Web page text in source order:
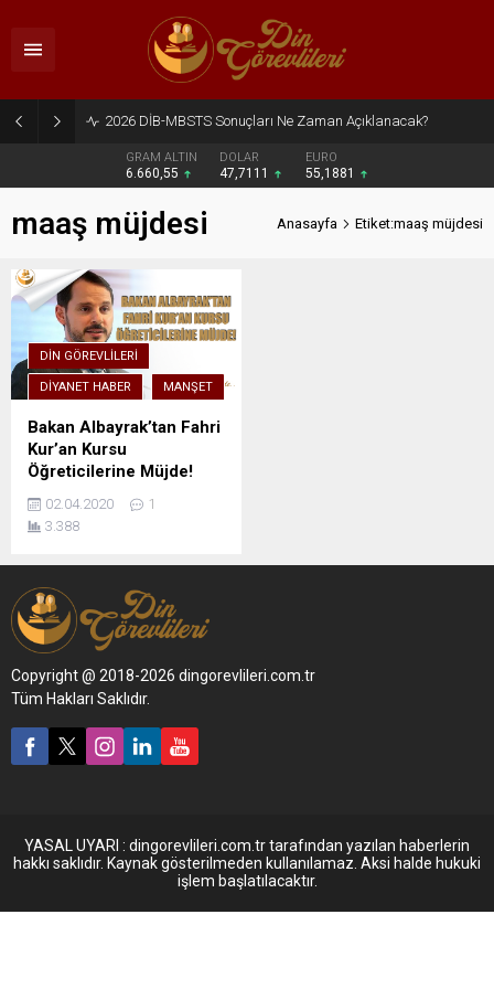
2026 DİB-MBSTS Sonuçları Ne Zaman Açıklanacak?
GRAM ALTIN
6.660,55
DOLAR
47,7111
EURO
55,1881
maaş müjdesi Anasayfa Etiket:maaş müjdesi
DIN GÖREVLILERI
DIYANET HABER MANŞET
Bakan Albayrak’tan Fahri
Kur’an Kursu
Öğreticilerine Müjde!
02.04.2020
1
3.388
Copyright @ 2018-2026 dingorevlileri.com.tr
Tüm Hakları Saklıdır.
YASAL UYARI : dingorevlileri.com.tr tarafından yazılan haberlerin
hakkı saklıdır. Kaynak gösterilmeden kullanılamaz. Aksi halde hukuki
işlem başlatılacaktır.